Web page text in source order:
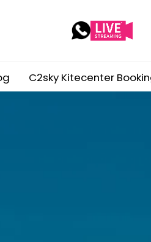
C2sky Kitecenter